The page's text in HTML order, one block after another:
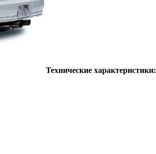
Технические характеристики: